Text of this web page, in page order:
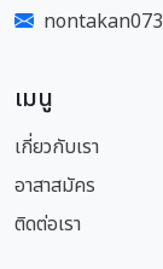
เมนู
เกี่ยวกับเรา
อาสาสมัคร
ติดต่อเรา